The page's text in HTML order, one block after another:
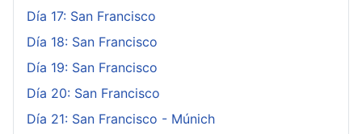
Día 17: San Francisco
Día 18: San Francisco
Día 19: San Francisco
Día 20: San Francisco
Día 21: San Francisco - Múnich